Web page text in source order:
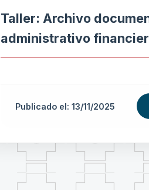
Taller: Archivo
administrativo
Publicado el: 13/11/2025